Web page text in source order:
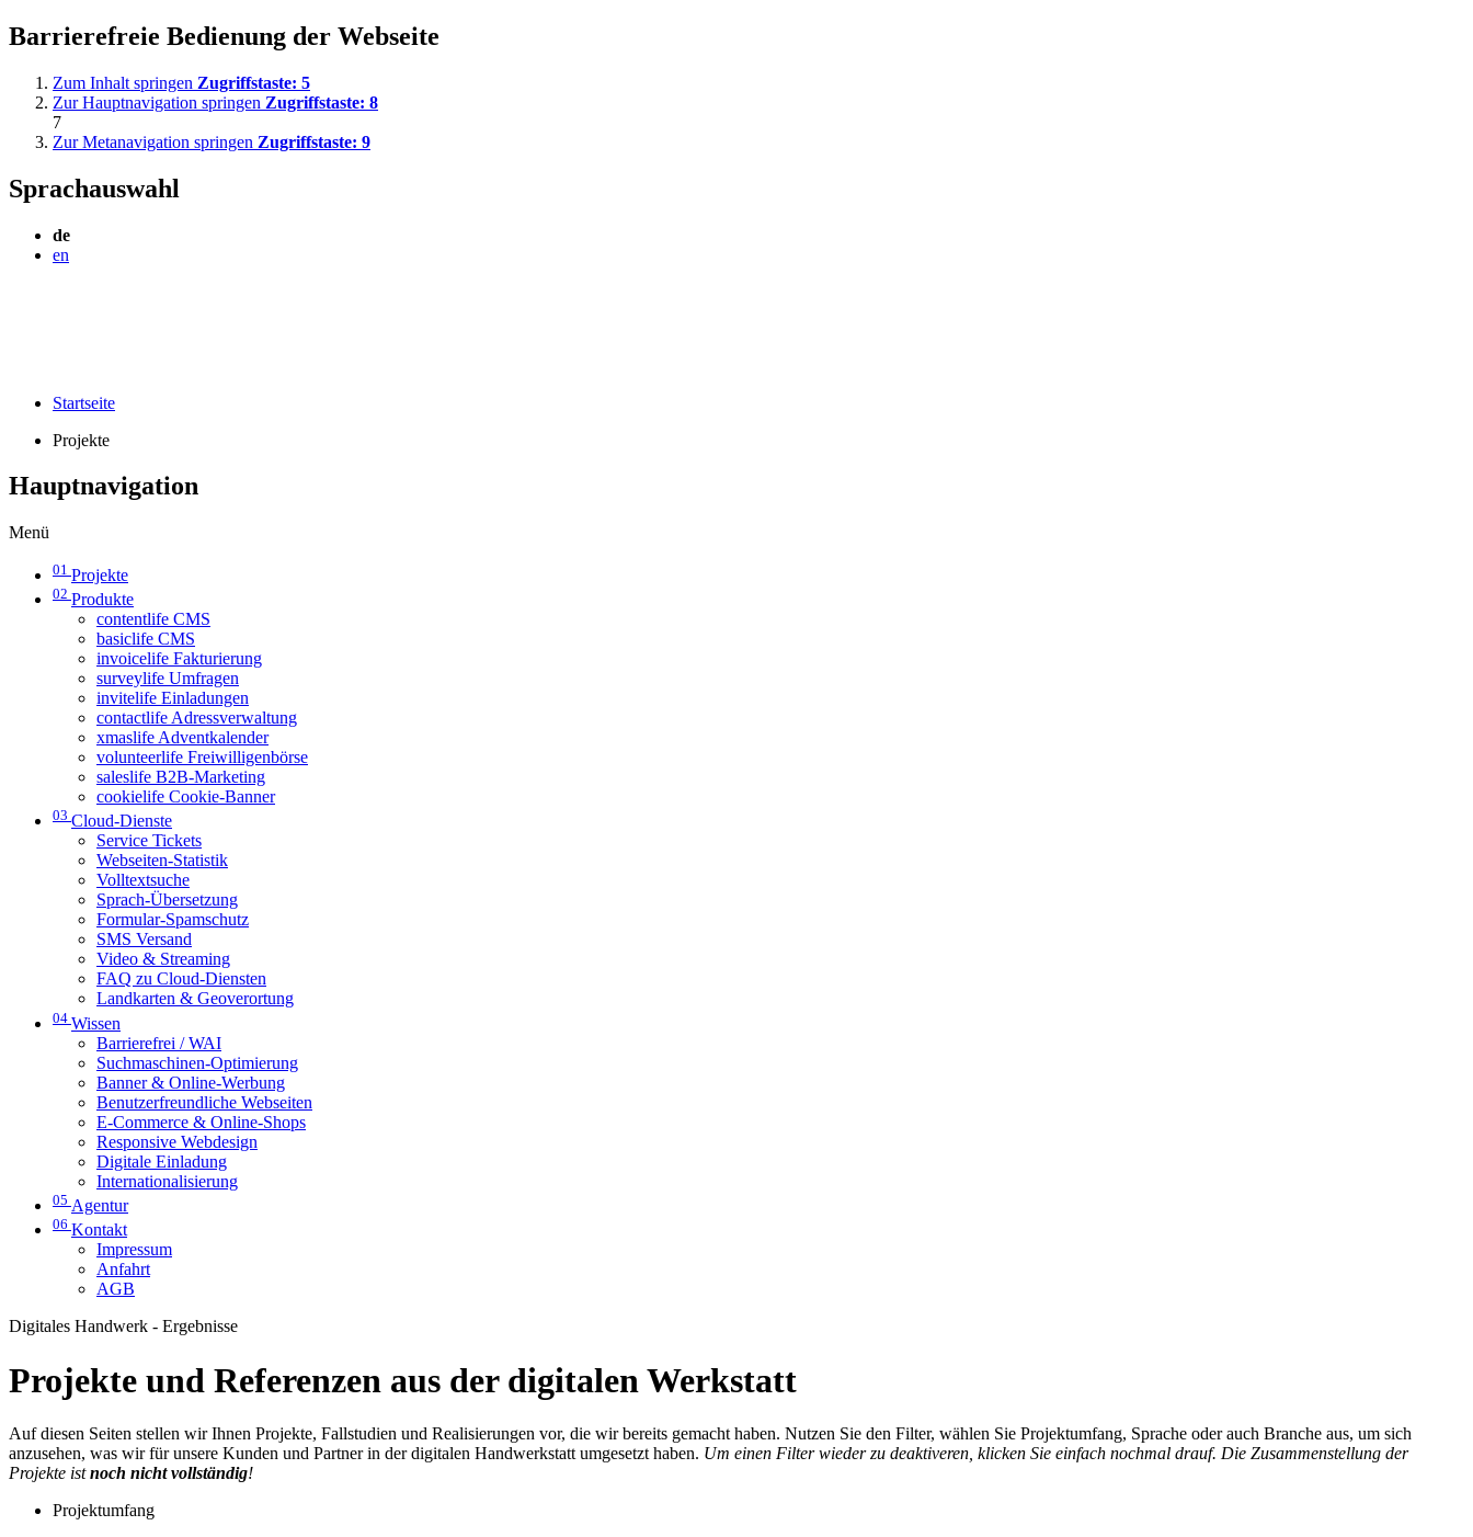
Barrierefreie Bedienung der Webseite
Zum Inhalt springen Zugriffstaste: 5
Zur Hauptnavigation springen Zugriffstaste: 8
7
Zur Metanavigation springen Zugriffstaste: 9
Sprachauswahl
de
en
Startseite
Projekte
Hauptnavigation
Menü
01 Projekte
02 Produkte
contentlife CMS
basiclife CMS
invoicelife Fakturierung
surveylife Umfragen
invitelife Einladungen
contactlife Adressverwaltung
xmaslife Adventkalender
volunteerlife Freiwilligenbörse
saleslife B2B-Marketing
cookielife Cookie-Banner
03 Cloud-Dienste
Service Tickets
Webseiten-Statistik
Volltextsuche
Sprach-Übersetzung
Formular-Spamschutz
SMS Versand
Video & Streaming
FAQ zu Cloud-Diensten
Landkarten & Geoverortung
04 Wissen
Barrierefrei / WAI
Suchmaschinen-Optimierung
Banner & Online-Werbung
Benutzerfreundliche Webseiten
E-Commerce & Online-Shops
Responsive Webdesign
Digitale Einladung
Internationalisierung
05 Agentur
06 Kontakt
Impressum
Anfahrt
AGB
Digitales Handwerk - Ergebnisse
Projekte und Referenzen aus der digitalen Werkstatt
Auf diesen Seiten stellen wir Ihnen Projekte, Fallstudien und Realisierungen vor, die wir bereits gemacht haben. Nutzen Sie den Filter, wählen Sie Projektumfang, Sprache oder auch Branche aus, um sich
anzusehen, was wir für unsere Kunden und Partner in der digitalen Handwerkstatt umgesetzt haben. Um einen Filter wieder zu deaktiveren, klicken Sie einfach nochmal drauf. Die Zusammenstellung der
Projekte istnoch nicht vollständig!
Projektumfang